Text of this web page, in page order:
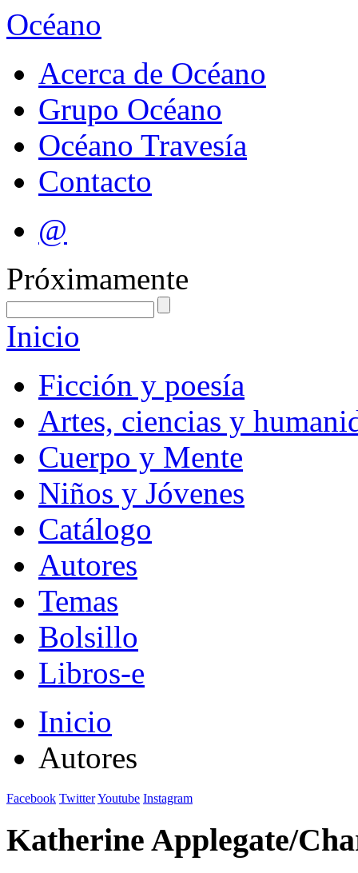
Océano
Acerca de Océano
Grupo Océano
Océano Travesía
Contacto
@
Próximamente
Inicio
Ficción y poesía
Artes, ciencias y
Cuerpo y Mente
Niños y Jóvenes
Catálogo
Autores
Temas
Bolsillo
Libros-e
Inicio
Autores
Facebook TwitterYoutube Instagram
Katherine Applegate/